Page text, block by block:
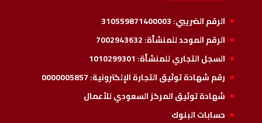
الرقم الضريبي:310559871400003
الرقم الموحد للمنشأة:7002943632
السجل التجاري للمنشأة: 1010299301
رقم شهادة توثيق التجارة الإلكترونية:0000005857
شهادة توثيق المركز السعودي للأعمال
حسابات البنوك